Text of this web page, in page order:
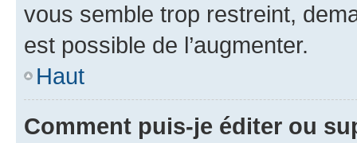
vous semble trop restreint,
est possible de l’augmenter.
Haut
Comment puis-je éditer ou